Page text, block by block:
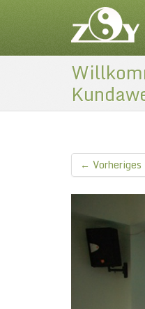
← Vorheriges